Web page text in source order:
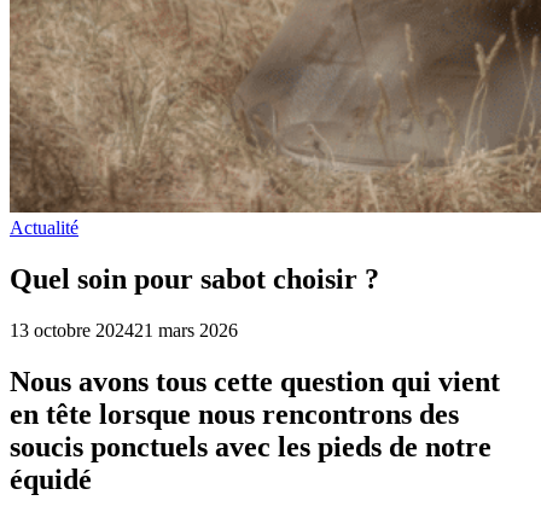
Actualité
Quel soin pour sabot choisir ?
13 octobre 202421 mars 2026
Nous avons tous cette question qui vient
en tête lorsque nous rencontrons des
soucis ponctuels avec les pieds de notre
équidé